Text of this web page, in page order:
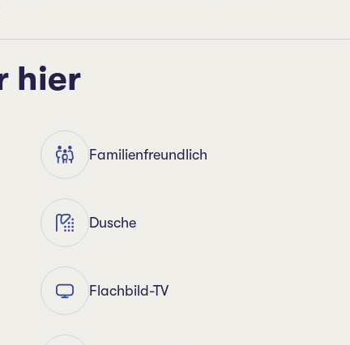
hier
Familienfreundlich
Dusche
Flachbild-TV